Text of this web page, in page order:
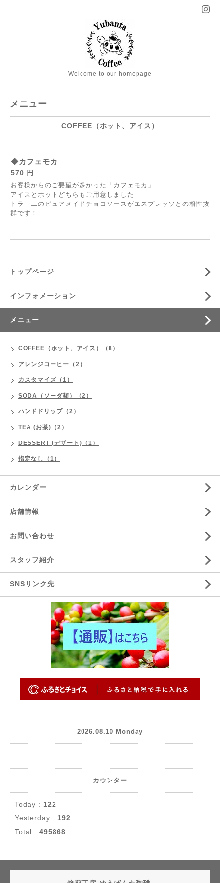
Welcome to our homepage
メニュー
COFFEE（ホット、アイス）
◆カフェモカ
570 円
お客様からのご要望が多かった「カフェモカ」
アイスとホットどちらもご用意しました
トラ―二のピュアメイドチョコソースがエスプレッソとの相性抜
群です！
トップページ
インフォメーション
メニュー
COFFEE（ホット、アイス）（8）
アレンジコーヒー（2）
カスタマイズ（1）
SODA（ソーダ類）（2）
ハンドドリップ（2）
TEA (お茶)（2）
DESSERT (デザート)（1）
指定なし（1）
カレンダー
店舗情報
お問い合わせ
スタッフ紹介
SNSリンク先
2026.08.10 Monday
カウンター
Today : 122
Yesterday : 192
Total : 495868